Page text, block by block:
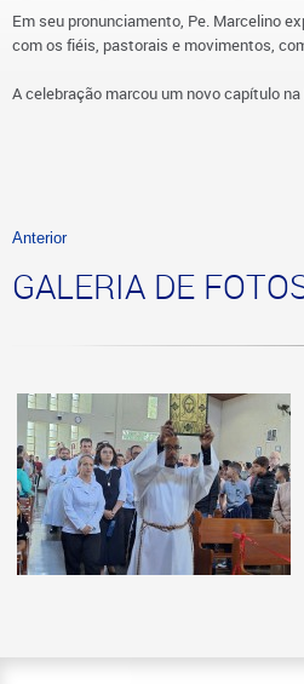
Em seu pronunciamento, Pe. Marcelino
com os fiéis, pastorais e movimentos,
A celebração marcou um novo capítulo
Anterior
GALERIA DE